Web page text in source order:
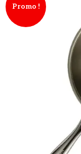
Promo !